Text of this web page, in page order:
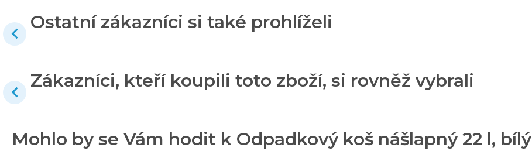
Ostatní zákazníci si také prohlíželi
Zákazníci, kteří koupili toto zboží, si rovněž vybrali
Mohlo by se Vám hodit k Odpadkový koš nášlapný 22 l, bílý